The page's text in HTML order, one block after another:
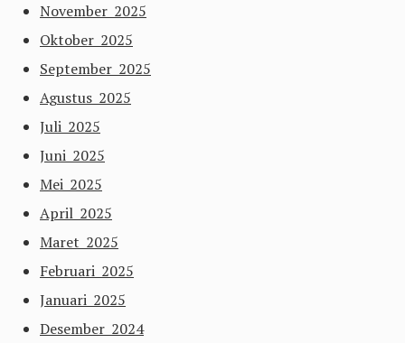
November 2025
Oktober 2025
September 2025
Agustus 2025
Juli 2025
Juni 2025
Mei 2025
April 2025
Maret 2025
Februari 2025
Januari 2025
Desember 2024